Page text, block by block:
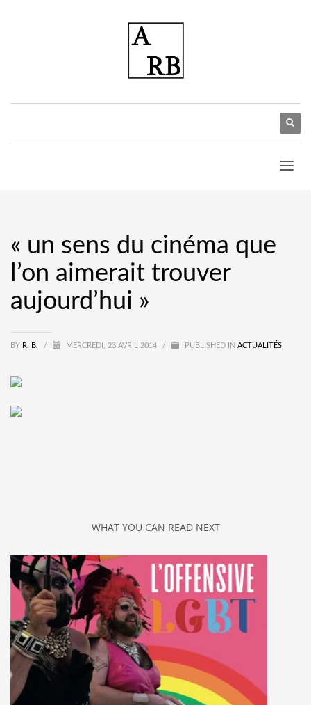
« un sens du cinéma que
l’on aimerait trouver
aujourd’hui »
BY R. B. / MERCREDI, 23 AVRIL 2014 / PUBLISHED IN ACTUALITÉS
WHAT YOU CAN READ NEXT